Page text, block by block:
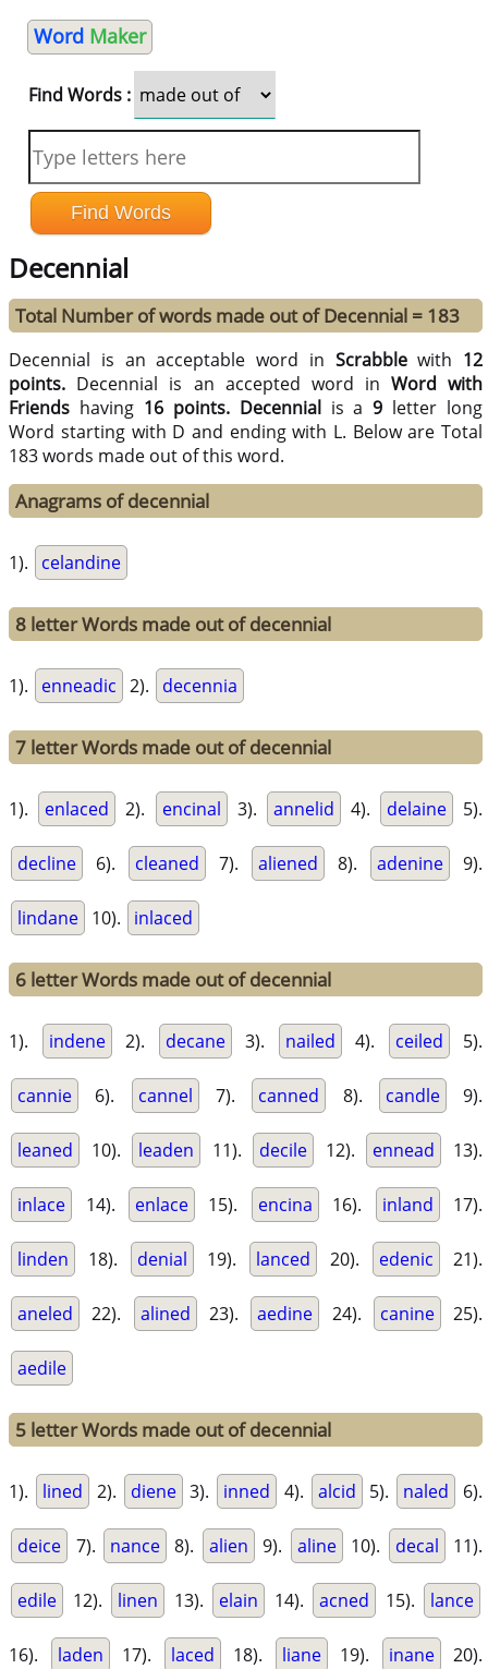
Word Maker
Find Words :
Decennial
Total Number of words made out of Decennial = 183
Decennial is an acceptable word in Scrabblewith 12
points. Decennial is an accepted word in Word with
Friends having 16 points. Decennialis a9 letter long
Word starting with D and ending with L. Below are Total
183 words made out of this word.
Anagrams of decennial
1). celandine
8 letter Words made out of decennial
1). enneadic 2). decennia
7 letter Words made out of decennial
1). enlaced 2). encinal 3). annelid 4). delaine 5).
decline 6). cleaned 7). aliened 8). adenine 9).
lindane 10). inlaced
6 letter Words made out of decennial
1). indene 2). decane 3). nailed 4). ceiled 5).
cannie 6). cannel 7). canned 8). candle 9).
leaned 10). leaden 11). decile 12). ennead 13).
inlace 14). enlace 15). encina 16). inland 17).
linden 18). denial 19). lanced 20). edenic 21).
aneled 22). alined 23). aedine 24). canine 25).
aedile
5 letter Words made out of decennial
1). lined 2). diene 3). inned 4). alcid 5). naled 6).
deice 7). nance 8). alien 9). aline 10). decal 11).
edile 12). linen 13). elain 14). acned 15). lance
16). laden 17). laced 18). liane 19). inane 20).